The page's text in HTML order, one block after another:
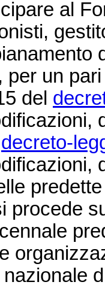
al
per un
del
decreto-
procede